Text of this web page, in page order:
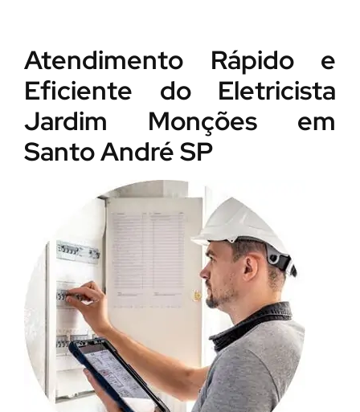
Atendimento Rápido e
Eficiente do Eletricista
Jardim Monções em
Santo André SP